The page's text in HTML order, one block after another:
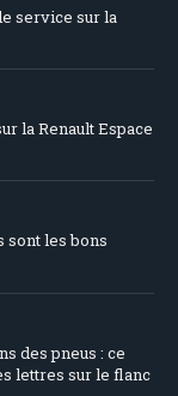
service sur la
la Renault Espace
sont les bons
des pneus : ce
lettres sur le flanc